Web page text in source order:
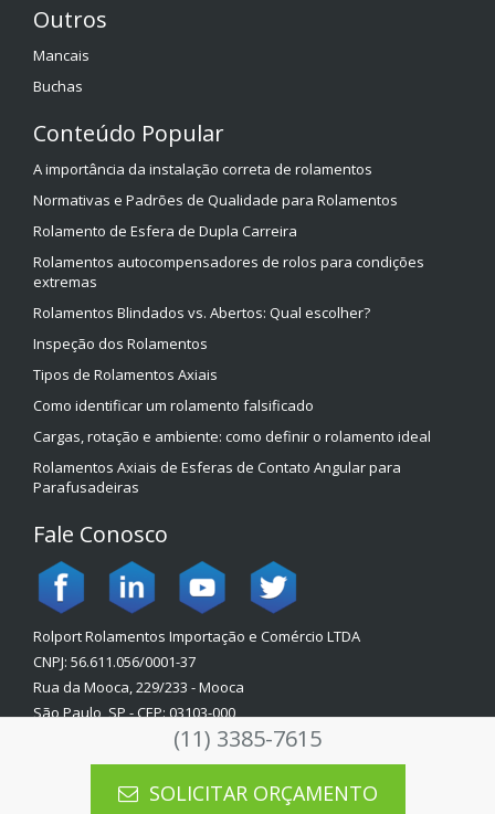
Outros
Mancais
Buchas
Conteúdo Popular
A importância da instalação correta de rolamentos
Normativas e Padrões de Qualidade para Rolamentos
Rolamento de Esfera de Dupla Carreira
Rolamentos autocompensadores de rolos para condições
extremas
Rolamentos Blindados vs. Abertos: Qual escolher?
Inspeção dos Rolamentos
Tipos de Rolamentos Axiais
Como identificar um rolamento falsificado
Cargas, rotação e ambiente: como definir o rolamento ideal
Rolamentos Axiais de Esferas de Contato Angular para
Parafusadeiras
Fale Conosco
Rolport Rolamentos Importação e Comércio LTDA
CNPJ: 56.611.056/0001-37
Rua da Mooca, 229/233 - Mooca
São Paulo, SP - CEP: 03103-000
Política de Privacidade
(11) 3385-7615
SOLICITAR ORÇAMENTO